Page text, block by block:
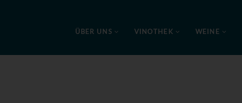
ÜBER UNS VINOTHEK WEINE